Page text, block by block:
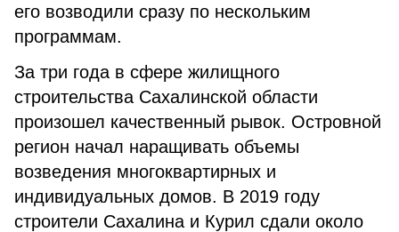
его возводили сразу по нескольким
программам.
За три года в сфере жилищного
строительства Сахалинской области
произошел качественный рывок. Островной
регион начал наращивать объемы
возведения многоквартирных и
индивидуальных домов. В 2019 году
строители Сахалина и Курил сдали около